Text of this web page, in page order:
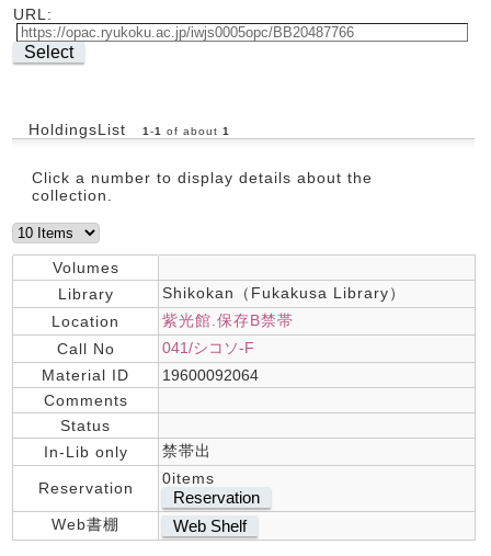
URL:
Select
HoldingsList 1 -1 of about 1
Click a number to display details about the
collection.
Volumes
Library
Shikokan（Fukakusa Library）
Location
紫光館.保存B禁帯
Call No
041/シコソ-F
Material ID
19600092064
Comments
Status
In-Lib only
禁帯出
Reservation
0items
Reservation
Web書棚 Web Shelf